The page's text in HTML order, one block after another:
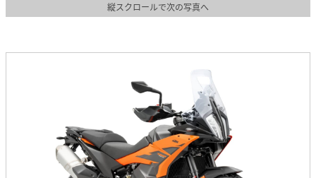
縦スクロールで次の写真へ